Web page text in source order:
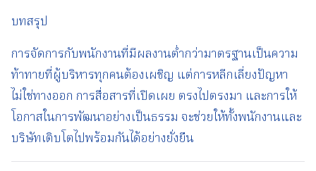
บทสรุป
การจัดการกับพนักงานที่มีผลงานต่ำกว่ามาตรฐานเป็นความ
ท้าทายที่ผู้บริหารทุกคนต้องเผชิญ แต่การหลีกเลี่ยงปัญหา
ไม่ใช่ทางออก การสื่อสารที่เปิดเผย ตรงไปตรงมา และการให้
โอกาสในการพัฒนาอย่างเป็นธรรม จะช่วยให้ทั้งพนักงานและ
บริษัทเติบโตไปพร้อมกันได้อย่างยั่งยืน